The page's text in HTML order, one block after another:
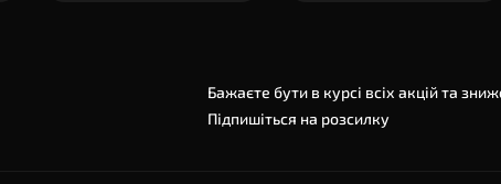
Бажаєте бути в курсі всіх акцій та
Підпишіться на розсилку